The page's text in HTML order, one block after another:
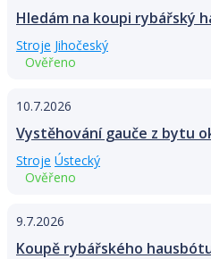
Hledám na koupi rybářský
Stroje Jihočeský
Ověřeno
10.7.2026
Vystěhování gauče z bytu
Stroje Ústecký
Ověřeno
9.7.2026
Koupě rybářského